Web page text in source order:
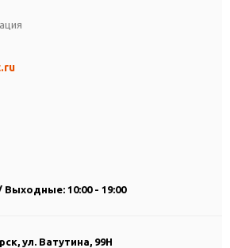
Выходные: 10:00 - 19:00
ул. Ватутина, 99Н